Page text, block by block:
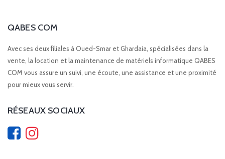
QABES COM
Avec ses deux filiales à Oued-Smar et Ghardaia, spécialisées dans la
vente, la location et la maintenance de matériels informatique QABES
COM vous assure un suivi, une écoute, une assistance et une proximité
pour mieux vous servir.
RÉSEAUX SOCIAUX